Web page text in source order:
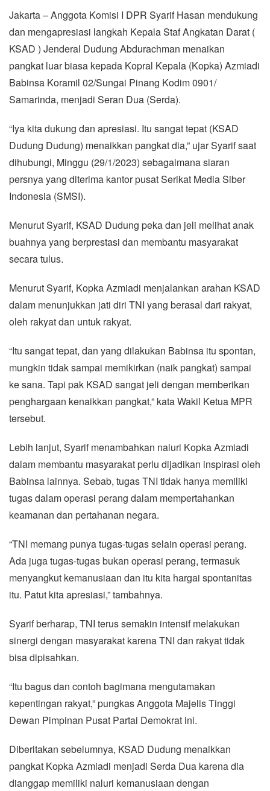
Jakarta – Anggota Komisi I DPR Syarif Hasan mendukung
dan mengapresiasi langkah Kepala Staf Angkatan Darat (
KSAD ) Jenderal Dudung Abdurachman menaikan
pangkat luar biasa kepada Kopral Kepala (Kopka) Azmiadi
Babinsa Koramil 02/Sungai Pinang Kodim 0901/
Samarinda, menjadi Seran Dua (Serda).
“Iya kita dukung dan apresiasi. Itu sangat tepat (KSAD
Dudung Dudung) menaikkan pangkat dia,” ujar Syarif saat
dihubungi, Minggu (29/1/2023) sebagaimana siaran
persnya yang diterima kantor pusat Serikat Media Siber
Indonesia (SMSI).
Menurut Syarif, KSAD Dudung peka dan jeli melihat anak
buahnya yang berprestasi dan membantu masyarakat
secara tulus.
Menurut Syarif, Kopka Azmiadi menjalankan arahan KSAD
dalam menunjukkan jati diri TNI yang berasal dari rakyat,
oleh rakyat dan untuk rakyat.
“Itu sangat tepat, dan yang dilakukan Babinsa itu spontan,
mungkin tidak sampai memikirkan (naik pangkat) sampai
ke sana. Tapi pak KSAD sangat jeli dengan memberikan
penghargaan kenaikkan pangkat,” kata Wakil Ketua MPR
tersebut.
Lebih lanjut, Syarif menambahkan naluri Kopka Azmiadi
dalam membantu masyarakat perlu dijadikan inspirasi oleh
Babinsa lainnya. Sebab, tugas TNI tidak hanya memiliki
tugas dalam operasi perang dalam mempertahankan
keamanan dan pertahanan negara.
“TNI memang punya tugas-tugas selain operasi perang.
Ada juga tugas-tugas bukan operasi perang, termasuk
menyangkut kemanusiaan dan itu kita hargai spontanitas
itu. Patut kita apresiasi,” tambahnya.
Syarif berharap, TNI terus semakin intensif melakukan
sinergi dengan masyarakat karena TNI dan rakyat tidak
bisa dipisahkan.
“Itu bagus dan contoh bagimana mengutamakan
kepentingan rakyat,” pungkas Anggota Majelis Tinggi
Dewan Pimpinan Pusat Partai Demokrat ini.
Diberitakan sebelumnya, KSAD Dudung menaikkan
pangkat Kopka Azmiadi menjadi Serda Dua karena dia
dianggap memiliki naluri kemanusiaan dengan